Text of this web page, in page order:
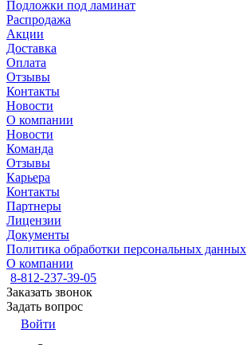
Подложки под ламинат
Распродажа
Акции
Доставка
Оплата
Отзывы
Контакты
Новости
О компании
Новости
Команда
Отзывы
Карьера
Контакты
Партнеры
Лицензии
Документы
Политика обработки персональных данных
О компании
8-812-237-39-05
Заказать звонок
Задать вопрос
Войти